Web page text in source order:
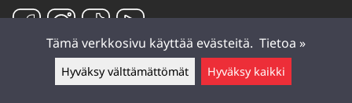
Jätä viesti ▲
Tämä verkkosivu käyttää evästeitä. Tietoa »
Hyväksy välttämättömät Hyväksy kaikki